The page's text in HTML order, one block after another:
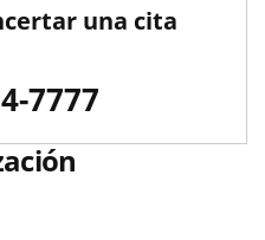
una cita
7777